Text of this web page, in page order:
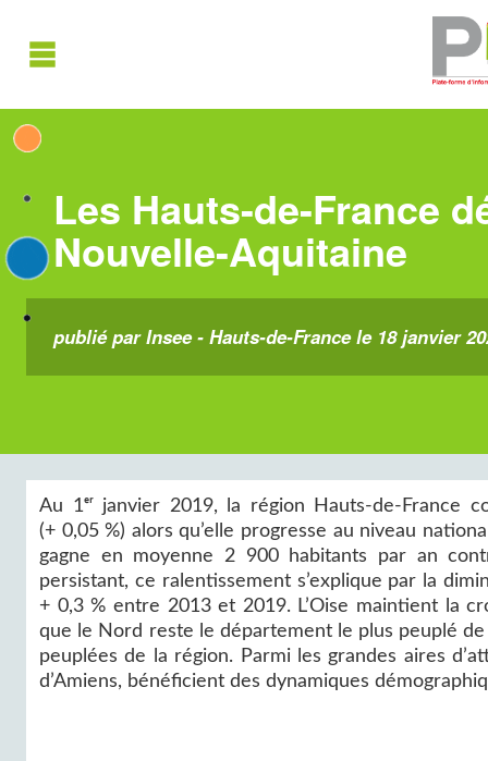
Les Hauts-de-France
Nouvelle-Aquitaine
publié par Insee - Hauts-de-France le 18 janvier
Au 1ᵉʳ janvier 2019, la région Hauts-de-France
(+ 0,05 %) alors qu’elle progresse au niveau
gagne en moyenne 2 900 habitants par an
persistant, ce ralentissement s’explique par la
+ 0,3 % entre 2013 et 2019. L’Oise maintient la
que le Nord reste le département le plus peuplé
peuplées de la région. Parmi les grandes aires
d’Amiens, bénéficient des dynamiques